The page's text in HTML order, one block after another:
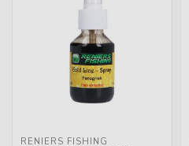
RENIERS FISHING